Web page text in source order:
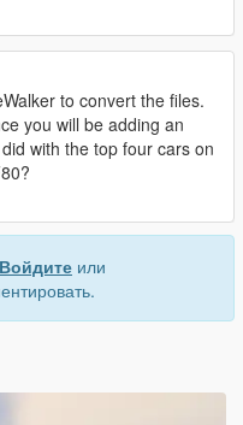
to convert the files.
you will be adding an
with the top four cars on
Войдите или